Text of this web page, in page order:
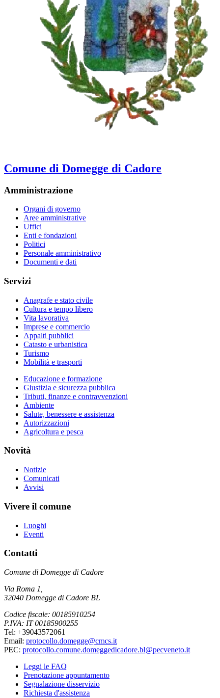
Comune di Domegge di Cadore
Amministrazione
Organi di governo
Aree amministrative
Uffici
Enti e fondazioni
Politici
Personale amministrativo
Documenti e dati
Servizi
Anagrafe e stato civile
Cultura e tempo libero
Vita lavorativa
Imprese e commercio
Appalti pubblici
Catasto e urbanistica
Turismo
Mobilità e trasporti
Educazione e formazione
Giustizia e sicurezza pubblica
Tributi, finanze e contravvenzioni
Ambiente
Salute, benessere e assistenza
Autorizzazioni
Agricoltura e pesca
Novità
Notizie
Comunicati
Avvisi
Vivere il comune
Luoghi
Eventi
Contatti
Comune di Domegge di Cadore
Via Roma 1,
32040 Domegge di Cadore BL
Codice fiscale: 00185910254
P.IVA: IT 00185900255
Tel: +39043572061
Email: protocollo.domegge@cmcs.it
PEC: protocollo.comune.domeggedicadore.bl@pecveneto.it
Leggi le FAQ
Prenotazione appuntamento
Segnalazione disservizio
Richiesta d'assistenza